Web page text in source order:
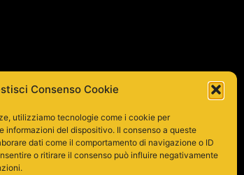
Consenso Cookie
utilizziamo tecnologie come i cookie per
informazioni del dispositivo. Il consenso a queste
dati come il comportamento di navigazione o ID
o ritirare il consenso può influire negativamente